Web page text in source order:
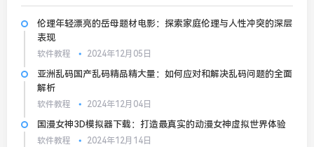
伦理年轻漂亮的岳母题材电影：探索家庭伦理与人性冲突的深层
表现
软件教程 2024年12月05日
亚洲乱码国产乱码精品精大量：如何应对和解决乱码问题的全面
解析
软件教程 2024年12月04日
国漫女神3D模拟器下载：打造最真实的动漫女神虚拟世界体验
软件教程 2024年12月14日